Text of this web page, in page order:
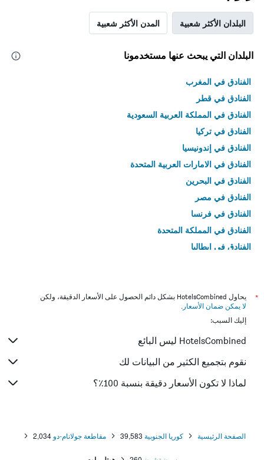
البلدان الأكثر شعبية المدن الأكثر شعبية
البلدان التي يبحث عنها مستخدمونا
الفنادق في المغرب
الفنادق في قطر
الفنادق في المملكة العربية السعودية
الفنادق في تركيا
الفنادق في إندونيسيا
الفنادق في الامارات العربية المتحدة
الفنادق في البحرين
الفنادق في مصر
الفنادق في فرنسا
الفنادق في المملكة المتحدة
الفنادق في إيطاليا
*
يحاول HotelsCombined بشكل دائم الحصول على الأسعار الدقيقة، ولكن
لا يمكن ضمان الأسعار .
إليك السبب:
HotelsCombined ليس البائع
نقوم بتجميع الكثير من البيانات لك
لماذا لا تكون الأسعار دقيقة بنسبة 100٪؟
الصفحة الرئيسية كوريا الجنوبية 39,583 مقاطعة جولانام-دو 2,034